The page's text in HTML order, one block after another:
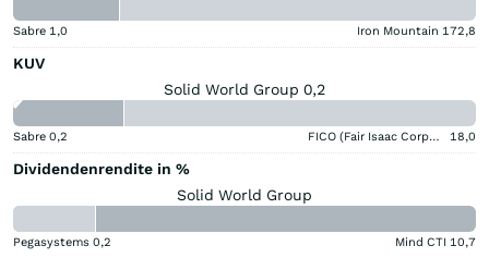
Sabre 1,0 Iron Mountain 172,8
KUV
Solid World Group 0,2
Sabre 0,2 FICO (Fair Isaac Corporation) 18,0
Dividendenrendite in %
Solid World Group
Pegasystems 0,2 Mind CTI 10,7